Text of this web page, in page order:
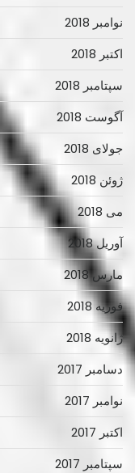
نوامبر 2018
اکتبر 2018
سپتامبر 2018
آگوست 2018
جولای 2018
ژوئن 2018
می 2018
آوریل 2018
مارس 2018
فوریه 2018
ژانویه 2018
دسامبر 2017
نوامبر 2017
اکتبر 2017
سپتامبر 2017